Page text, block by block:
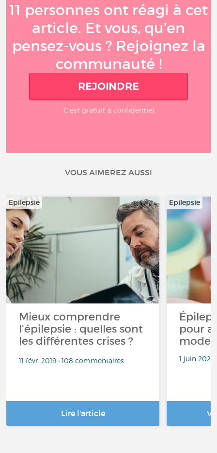
11 personnes ont réagi à cet
article. Et vous, qu’en
pensez-vous ? Rejoignez la
communauté !
REJOINDRE
C'est gratuit & confidentiel
VOUS AIMEREZ AUSSI
Epilepsie
Mieux comprendre
l'épilepsie : quelles sont
les différentes crises ?
11 févr. 2019 • 108 commentaires
Lire l'article
Epilepsie
pour
mode
1 juin 2022